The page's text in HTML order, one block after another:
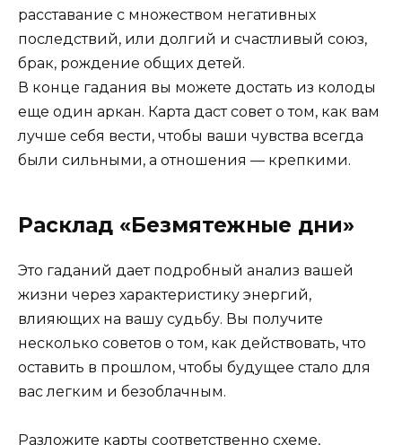
расставание с множеством негативных
последствий, или долгий и счастливый союз,
брак, рождение общих детей.
В конце гадания вы можете достать из колоды
еще один аркан. Карта даст совет о том, как вам
лучше себя вести, чтобы ваши чувства всегда
были сильными, а отношения — крепкими.
Расклад «Безмятежные дни»
Это гаданий дает подробный анализ вашей
жизни через характеристику энергий,
влияющих на вашу судьбу. Вы получите
несколько советов о том, как действовать, что
оставить в прошлом, чтобы будущее стало для
вас легким и безоблачным.
Разложите карты соответственно схеме,